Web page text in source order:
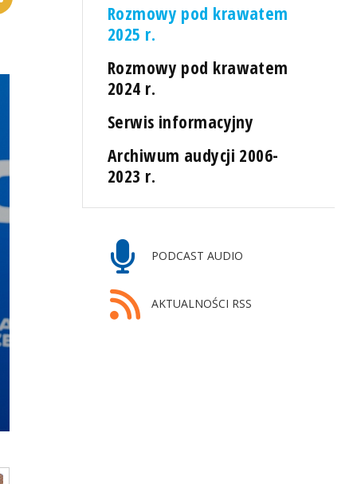
Rozmowy pod krawatem
2025 r.
Rozmowy pod krawatem
2024 r.
Serwis informacyjny
Archiwum audycji 2006-
2023 r.
PODCAST AUDIO
AKTUALNOŚCI RSS